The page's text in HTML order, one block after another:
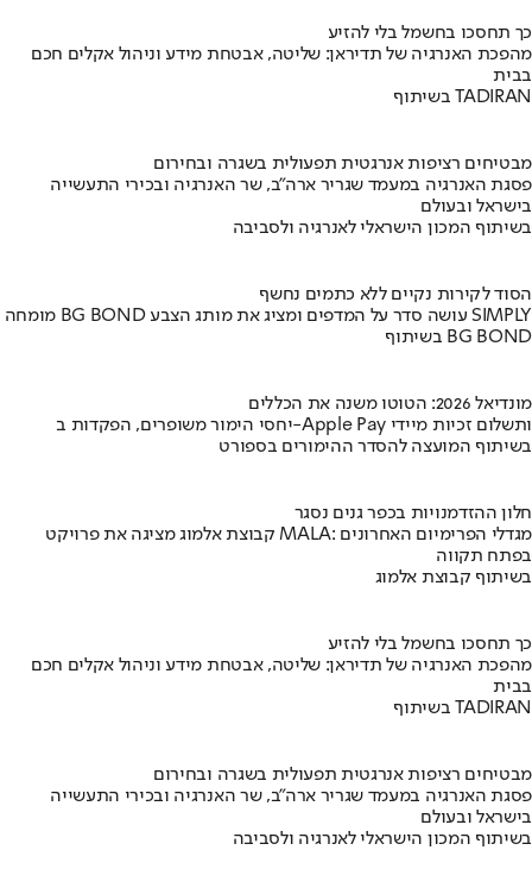
כך תחסכו בחשמל בלי להזיע
מהפכת האנרגיה של תדיראן: שליטה, אבטחת מידע וניהול אקלים חכם
בבית
בשיתוף TADIRAN
מבטיחים רציפות אנרגטית תפעולית בשגרה ובחירום
פסגת האנרגיה במעמד שגריר ארה"ב, שר האנרגיה ובכירי התעשייה
בישראל ובעולם
בשיתוף המכון הישראלי לאנרגיה ולסביבה
הסוד לקירות נקיים ללא כתמים נחשף
מומחה BG BOND עושה סדר על המדפים ומציג את מותג הצבע SIMPLY
בשיתוף BG BOND
מונדיאל 2026: הטוטו משנה את הכללים
יחסי הימור משופרים, הפקדות ב-Apple Pay ותשלום זכיות מיידי
בשיתוף המועצה להסדר ההימורים בספורט
חלון ההזדמנויות בכפר גנים נסגר
קבוצת אלמוג מציגה את פרויקט MALA: מגדלי הפרימיום האחרונים
בפתח תקווה
בשיתוף קבוצת אלמוג
כך תחסכו בחשמל בלי להזיע
מהפכת האנרגיה של תדיראן: שליטה, אבטחת מידע וניהול אקלים חכם
בבית
בשיתוף TADIRAN
מבטיחים רציפות אנרגטית תפעולית בשגרה ובחירום
פסגת האנרגיה במעמד שגריר ארה"ב, שר האנרגיה ובכירי התעשייה
בישראל ובעולם
בשיתוף המכון הישראלי לאנרגיה ולסביבה